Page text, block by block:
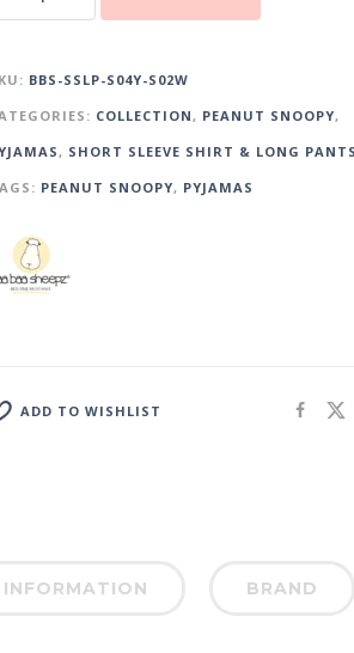
BBS-SSLP-S04Y-S02W
COLLECTION , PEANUT SNOOPY,
, SHORT SLEEVE SHIRT & LONG PANTS
PEANUT SNOOPY, PYJAMAS
ADD TO WISHLIST
BRAND